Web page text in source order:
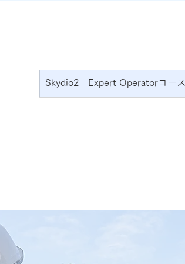
Skydio2　Expert Operatorコース